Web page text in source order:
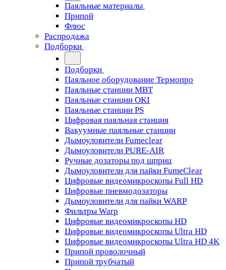
Паяльные материалы
Припой
Флюс
Распродажа
Подборки
Подборки
Паяльное оборудование Термопро
Паяльные станции MBT
Паяльные станции OKI
Паяльные станции PS
Цифровая паяльная станция
Вакуумные паяльные станции
Дымоуловители Fumeclear
Дымоуловители PURE-AIR
Ручные дозаторы под шприц
Дымоуловители для пайки FumeClear
Цифровые видеомикроскопы Full HD
Цифровые пневмодозаторы
Дымоуловители для пайки WARP
Фильтры Warp
Цифровые видеомикроскопы HD
Цифровые видеомикроскопы Ultra HD
Цифровые видеомикроскопы Ultra HD 4K
Припой проволочный
Припой трубчатый